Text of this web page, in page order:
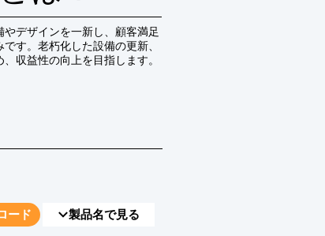
デザインを一新し、顧客満足
す。老朽化した設備の更新、
収益性の向上を目指します。
ード 製品名で見る